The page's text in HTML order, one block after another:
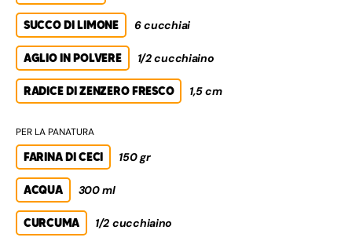
SUCCO DI LIMONE 6 cucchiai
AGLIO IN POLVERE 1/2 cucchiaino
RADICE DI ZENZERO FRESCO 1,5 cm
PER LA PANATURA
FARINA DI CECI 150 gr
ACQUA 300 ml
CURCUMA 1/2 cucchiaino